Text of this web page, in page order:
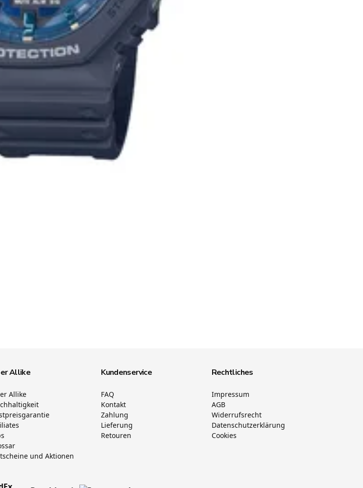
Allike
Allike
und Aktionen
Kundenservice
FAQ
Kontakt
Zahlung
Lieferung
Retouren
Rechtliches
Impressum
AGB
Widerrufsrecht
Datenschutzerklärung
Cookies